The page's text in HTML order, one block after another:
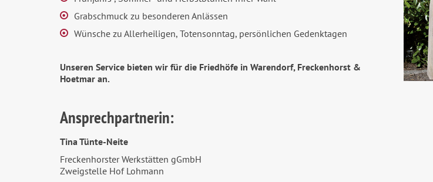
Grabschmuck zu besonderen Anlässen
Wünsche zu Allerheiligen, Totensonntag, persönlichen Gedenktagen
Unseren Service bieten wir für die Friedhöfe in Warendorf, Freckenhorst &
Hoetmar an.
Ansprechpartnerin:
Tina Tünte-Neite
Freckenhorster Werkstätten gGmbH
Zweigstelle Hof Lohmann